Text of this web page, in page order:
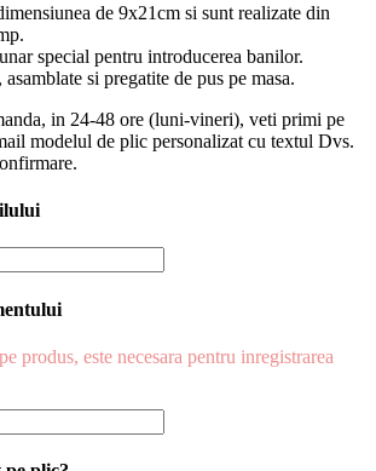
de 9x21cm si sunt realizate din
special pentru introducerea banilor.
si pregatite de pus pe masa.
in 24-48 ore (luni-vineri), veti primi pe
modelul de plic personalizat cu textul Dvs.
produs, este necesara pentru inregistrarea